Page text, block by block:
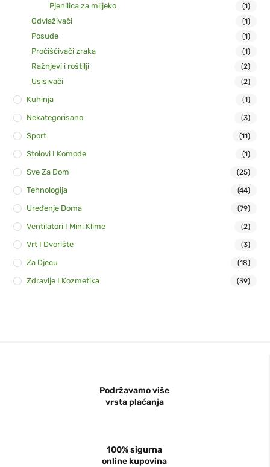
Pjenilica za mlijeko (1)
Odvlaživači (1)
Posuđe (1)
Pročišćivači zraka (1)
Ražnjevi i roštilji (2)
Usisivači (2)
Kuhinja (1)
Nekategorisano (3)
Sport (11)
Stolovi I Komode (1)
Sve Za Dom (25)
Tehnologija (44)
Uređenje Doma (79)
Ventilatori I Mini Klime (2)
Vrt I Dvorište (3)
Za Djecu (18)
Zdravlje I Kozmetika (39)
Podržavamo više
vrsta plaćanja
100% sigurna
online kupovina